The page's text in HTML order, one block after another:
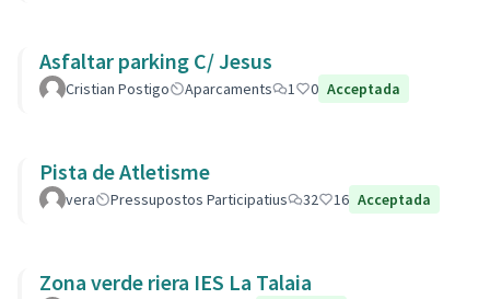
Asfaltar parking C/ Jesus
Cristian Postigo Aparcaments 1 0 Acceptada
Pista de Atletisme
vera Pressupostos Participatius 32 16 Acceptada
Zona verde riera IES La Talaia